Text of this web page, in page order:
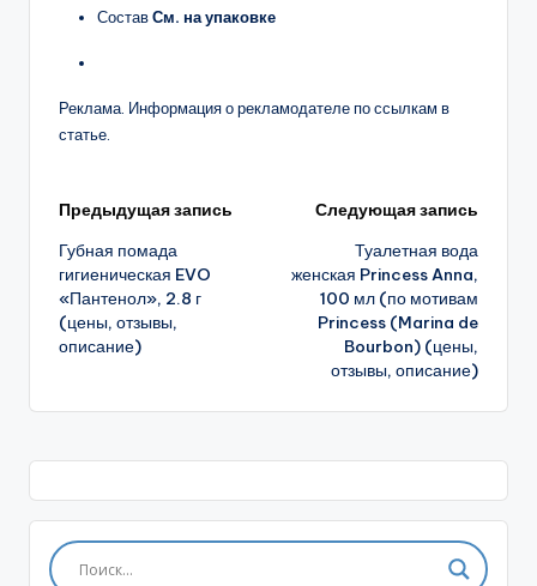
СоставСм. на упаковке
Реклама. Информация о рекламодателе по ссылкам в
статье.
Навигация
записи
Предыдущая запись
Губная помада
гигиеническая EVO
«Пантенол», 2.8 г
(цены, отзывы,
описание)
Следующая запись
Туалетная вода
женская Princess Anna,
100 мл (по мотивам
Princess (Marina de
Bourbon) (цены,
отзывы, описание)